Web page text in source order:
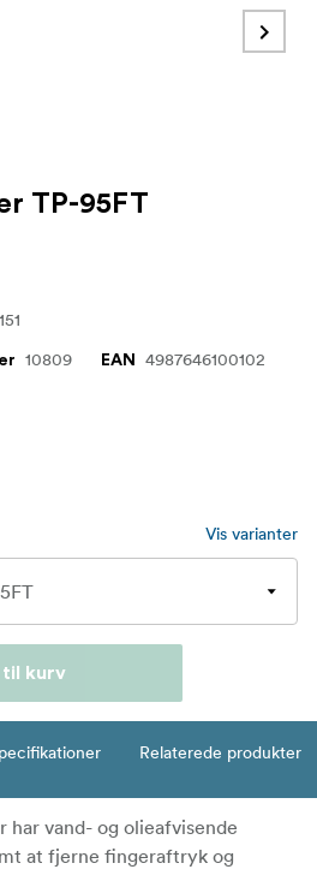
TP-95FT
10809 EAN 4987646100102
Vis varianter
kurv
Relaterede produkter
vand- og olieafvisende
at fjerne fingeraftryk og